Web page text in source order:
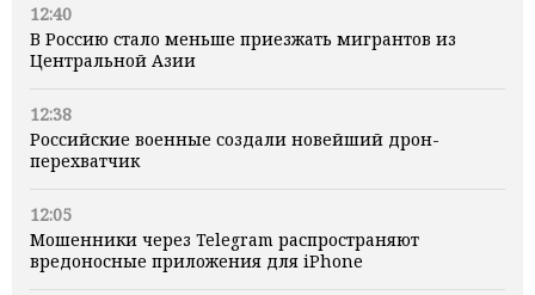
12:40
В Россию стало меньше приезжать мигрантов из
Центральной Азии
12:38
Российские военные создали новейший дрон-
перехватчик
12:05
Мошенники через Telegram распространяют
вредоносные приложения для iPhone